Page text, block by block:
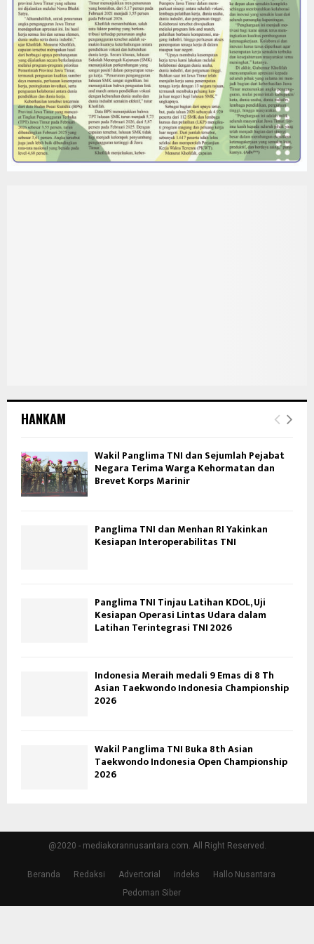
HANKAM
Wakil Panglima TNI dan Sejumlah Pejabat
Negara Terima Warga Kehormatan dan
Brevet Korps Marinir
Panglima TNI dan Menhan RI Yakinkan
Kesiapan Interoperabilitas TNI
Panglima TNI Tinjau Latihan KDOL, Uji
Kesiapan Operasi Lintas Udara dalam
Latihan Terintegrasi TNI 2026
Indonesia Meraih medali 9 Emas di 8 Th
Asian Taekwondo Indonesia Championship
2026
Wakil Panglima TNI Buka 8th Asian
Taekwondo Indonesia Open Championship
2026
@2020 - mediakorannusantara.com. All Right Reserved.
Beranda Redaksi Advertorial indeks
Hallo Nusantara
Pedoman Siber